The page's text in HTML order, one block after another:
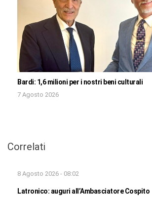
Bardi: 1,6 milioni per i nostri beni culturali
7 Agosto 2026
Correlati
8 Agosto 2026 - 08:02
Latronico: auguri all’Ambasciatore Cospito